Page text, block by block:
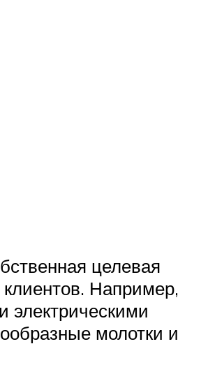
целевая
Например,
электрическими
молотки и